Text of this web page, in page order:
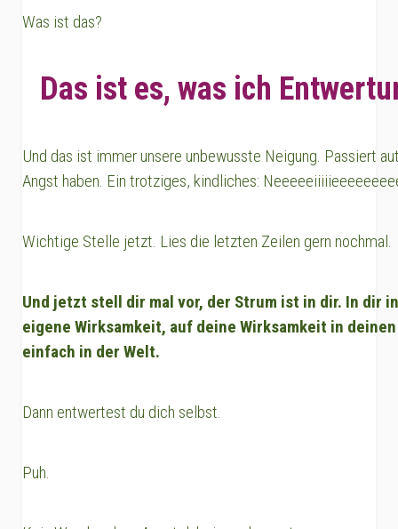
Was ist das?
Das ist es, was ich
Und das ist immer unsere unbewusste Neigung. Passiert
Angst haben. Ein trotziges, kindliches:
Wichtige Stelle jetzt. Lies die letzten Zeilen gern nochmal.
Und jetzt stell dir mal vor, der Strum ist in dir. In dir
eigene Wirksamkeit, auf deine Wirksamkeit in
einfach in der Welt.
Dann entwertest du dich selbst.
Puh.